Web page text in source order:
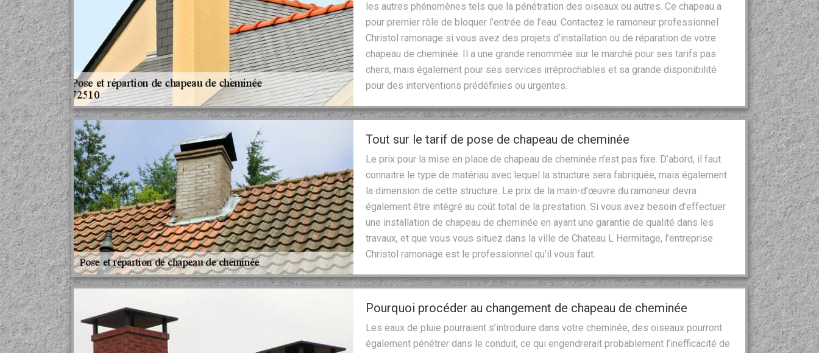
les autres phénomènes tels que la pénétration des oiseaux ou autres. Ce chapeau a
pour premier rôle de bloquer l’entrée de l’eau. Contactez le ramoneur professionnel
Christol ramonage si vous avez des projets d’installation ou de réparation de votre
chapeau de cheminée. Il a une grande renommée sur le marché pour ses tarifs pas
chers, mais également pour ses services irréprochables et sa grande disponibilité
pour des interventions prédéfinies ou urgentes.
Tout sur le tarif de pose de chapeau de cheminée
Le prix pour la mise en place de chapeau de cheminée n’est pas fixe. D’abord, il faut
connaitre le type de matériau avec lequel la structure sera fabriquée, mais également
la dimension de cette structure. Le prix de la main-d’œuvre du ramoneur devra
également être intégré au coût total de la prestation. Si vous avez besoin d’effectuer
une installation de chapeau de cheminée en ayant une garantie de qualité dans les
travaux, et que vous vous situez dans la ville de Chateau L Hermitage, l’entreprise
Christol ramonage est le professionnel qu’il vous faut.
Pourquoi procéder au changement de chapeau de cheminée
Les eaux de pluie pourraient s’introduire dans votre cheminée, des oiseaux pourront
également pénétrer dans le conduit, ce qui engendrerait probablement l’inefficacité de